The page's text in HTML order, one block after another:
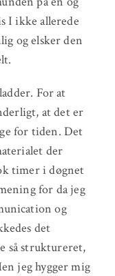
I ikke allerede
og elsker den
For at
at det er
for tiden. Det
der
timer i døgnet
for da jeg
og
det
så struktureret,
jeg hygger mig